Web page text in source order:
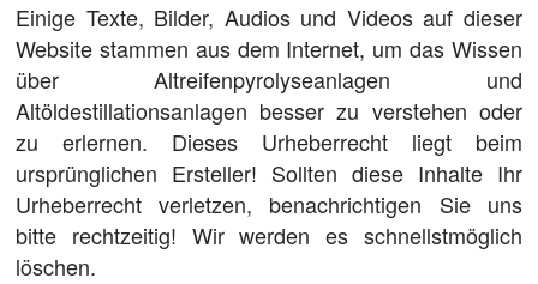
Einige Texte, Bilder, Audios und Videos auf dieser
Website stammen aus dem Internet, um das Wissen
über Altreifenpyrolyseanlagen und
Altöldestillationsanlagen besser zu verstehen oder
zu erlernen. Dieses Urheberrecht liegt beim
ursprünglichen Ersteller! Sollten diese Inhalte Ihr
Urheberrecht verletzen, benachrichtigen Sie uns
bitte rechtzeitig! Wir werden es schnellstmöglich
löschen.